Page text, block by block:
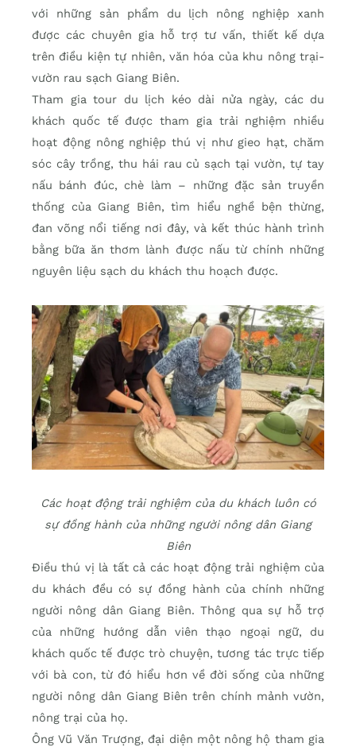
với những sản phẩm du lịch nông nghiệp xanh
được các chuyên gia hỗ trợ tư vấn, thiết kế dựa
trên điều kiện tự nhiên, văn hóa của khu nông trại-
vườn rau sạch Giang Biên.
Tham gia tour du lịch kéo dài nửa ngày, các du
khách quốc tế được tham gia trải nghiệm nhiều
hoạt động nông nghiệp thú vị như gieo hạt, chăm
sóc cây trồng, thu hái rau củ sạch tại vườn, tự tay
nấu bánh đúc, chè làm – những đặc sản truyền
thống của Giang Biên, tìm hiểu nghề bện thừng,
đan võng nổi tiếng nơi đây, và kết thúc hành trình
bằng bữa ăn thơm lành được nấu từ chính những
nguyên liệu sạch du khách thu hoạch được.
Các hoạt động trải nghiệm của du khách luôn có
sự đồng hành của những người nông dân Giang
Biên
Điều thú vị là tất cả các hoạt động trải nghiệm của
du khách đều có sự đồng hành của chính những
người nông dân Giang Biên. Thông qua sự hỗ trợ
của những hướng dẫn viên thạo ngoại ngữ, du
khách quốc tế được trò chuyện, tương tác trực tiếp
với bà con, từ đó hiểu hơn về đời sống của những
người nông dân Giang Biên trên chính mảnh vườn,
nông trại của họ.
Ông Vũ Văn Trượng, đại diện một nông hộ tham gia